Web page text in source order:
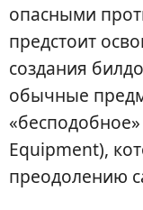
опасными
предстоит
создания
обычные
Equipment),
преодолению